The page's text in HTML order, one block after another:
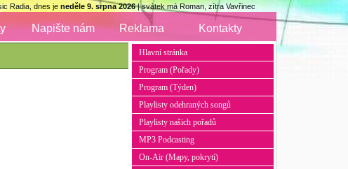
Radia, dnes je neděle 9. srpna 2026| svátek má Roman, zítra Vavřinec
Napište nám Reklama Kontakty
Hlavní stránka
Program (Pořady)
Program (Týden)
Playlisty odehraných songů
Playlisty našich pořadů
MP3 Podcasting
On-Air (Mapy, pokrytí)